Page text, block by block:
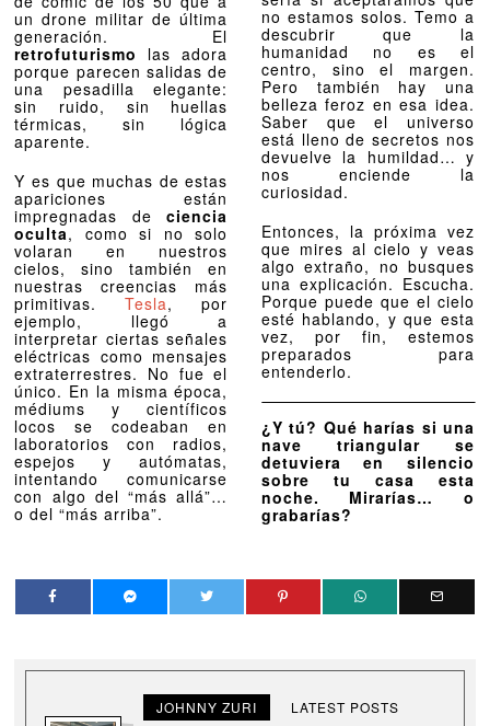
un drone militar de última
generación. El
retrofuturismo
las adora
porque parecen salidas de
una pesadilla elegante:
sin ruido, sin huellas
térmicas, sin lógica
aparente.
Y es que muchas de estas
apariciones están
impregnadas deciencia
oculta, como si no solo
volaran en nuestros
cielos, sino también en
nuestras creencias más
primitivas.Tesla, por
ejemplo, llegó a
interpretar ciertas señales
eléctricas como mensajes
extraterrestres. No fue el
único. En la misma época,
médiums y científicos
locos se codeaban en
laboratorios con radios,
espejos y autómatas,
intentando comunicarse
con algo del “más allá”…
o del “más arriba”.
no estamos solos. Temo a
descubrir que la
humanidad no es el
centro, sino el margen.
Pero también hay una
belleza feroz en esa idea.
Saber que el universo
está lleno de secretos nos
devuelve la humildad… y
nos enciende la
curiosidad.
Entonces, la próxima vez
que mires al cielo y veas
algo extraño, no busques
una explicación. Escucha.
Porque puede que el cielo
esté hablando, y que esta
vez, por fin, estemos
preparados para
entenderlo.
¿Y tú? Qué harías si una
nave triangular se
detuviera en silencio
sobre tu casa esta
noche. Mirarías… o
grabarías?
JOHNNY ZURI LATEST POSTS